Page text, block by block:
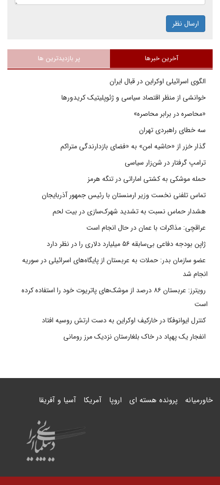
ارسال نظر
آخرین خبرها پر بازدیدترین ها
الگوی اسرائیلی اوکراین در قبال ایران
خوانشی از منظر اقتصاد سیاسی و ژئوپلیتیک کریدورها
«محاصره در برابر محاصره»
سه خطای راهبردی تهران
گذار خزر از «حاشیه امن» به «فضای بازدارندگی متراکم
ترامپ گرفتار در شن‌زار سیاسی
حمله موشکی به کشتی اماراتی در تنگه هرمز
تماس تلفنی نخست وزیر ارمنستان با رئیس جمهور آذربایجان
هشدار حماس نسبت به تشدید شهرک‌سازی در بیت‌ لحم
عراقچی: مذاکرات با عمان در حال انجام است
ژاپن بودجه دفاعی بی‌سابقه ۵۶ میلیارد دلاری را در نظر دارد
عضو سازمان بدر: حملات به عربستان از پایگاه‌های اسرائیلی در سوریه
انجام شد
رویترز: عربستان ۸۶ درصد از موشک‌های پاتریوت خود را استفاده کرده
است
کنترل ایوانوفکا در خارکیف اوکراین به دست ارتش روسیه افتاد
انفجار یک پهپاد در خاک بلغارستان نزدیک مرز رومانی
خاورمیانه پرونده هسته ای اروپا آمریکا آسیا و آفریقا